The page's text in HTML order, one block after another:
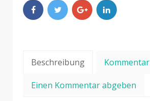
Beschreibung Kommentar
Einen Kommentar abgeben